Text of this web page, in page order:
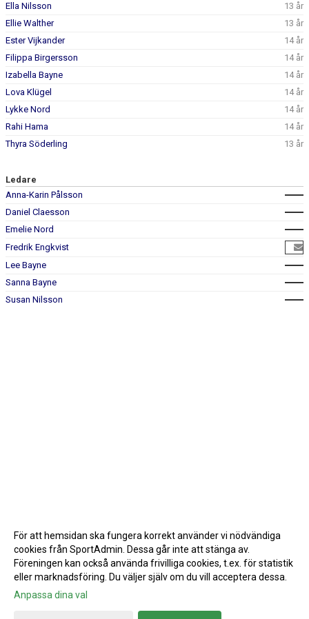
Ella Nilsson
13 år
Ellie Walther
13 år
Ester Vijkander
14 år
Filippa Birgersson
14 år
Izabella Bayne
14 år
Lova Klügel
14 år
Lykke Nord
14 år
Rahi Hama
14 år
Thyra Söderling
13 år
Ledare
Anna-Karin Pålsson
Daniel Claesson
Emelie Nord
Fredrik Engkvist
Lee Bayne
Sanna Bayne
Susan Nilsson
Gå till Webbversion
För att hemsidan ska fungera korrekt använder vi nödvändiga
cookies från SportAdmin. Dessa går inte att stänga av.
Föreningen kan också använda frivilliga cookies, t.ex. för statistik
eller marknadsföring. Du väljer själv om du vill acceptera dessa.
Anpassa dina val